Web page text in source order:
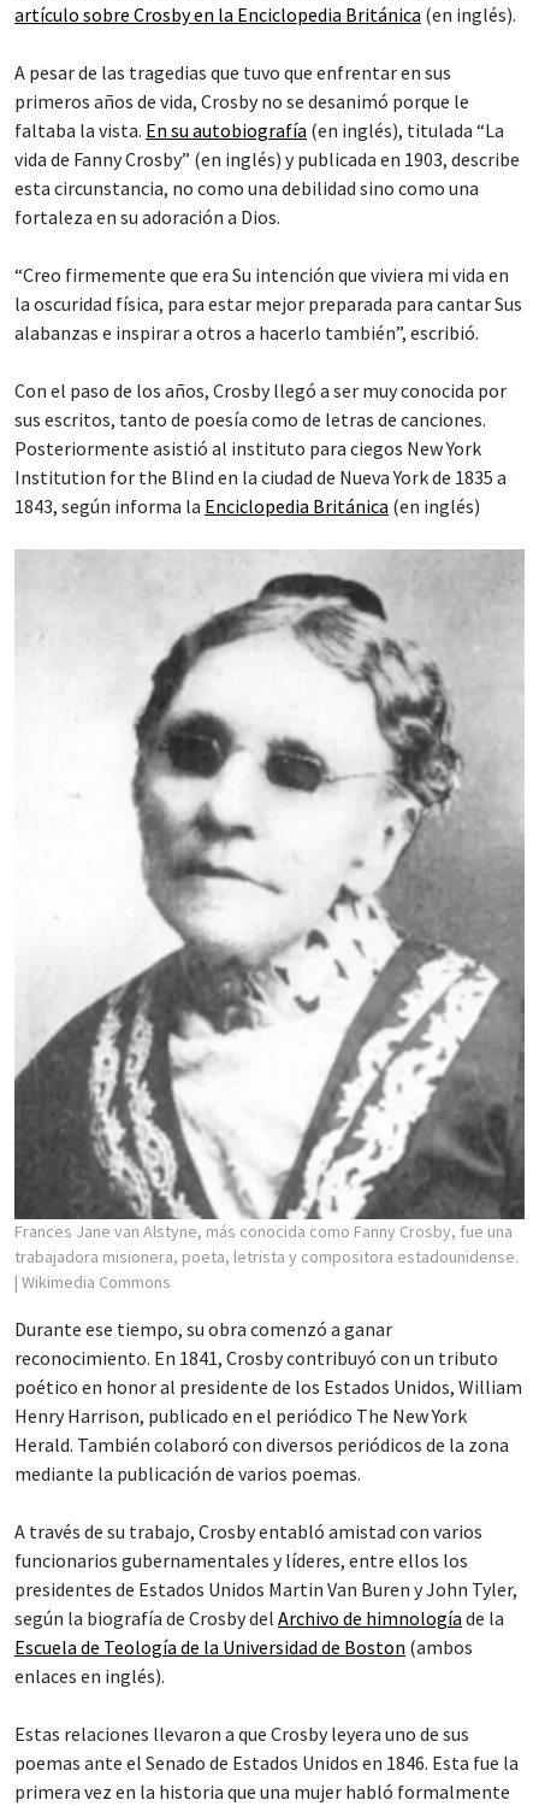
artículo sobre Crosby en la Enciclopedia Británica (en inglés).
A pesar de las tragedias que tuvo que enfrentar en sus
primeros años de vida, Crosby no se desanimó porque le
faltaba la vista. En su autobiografía (en inglés), titulada “La
vida de Fanny Crosby” (en inglés) y publicada en 1903, describe
esta circunstancia, no como una debilidad sino como una
fortaleza en su adoración a Dios.
“Creo firmemente que era Su intención que viviera mi vida en
la oscuridad física, para estar mejor preparada para cantar Sus
alabanzas e inspirar a otros a hacerlo también”, escribió.
Con el paso de los años, Crosby llegó a ser muy conocida por
sus escritos, tanto de poesía como de letras de canciones.
Posteriormente asistió al instituto para ciegos New York
Institution for the Blind en la ciudad de Nueva York de 1835 a
1843, según informa la Enciclopedia Británica (en inglés)
Frances Jane van Alstyne, más conocida como Fanny Crosby, fue una
trabajadora misionera, poeta, letrista y compositora estadounidense.
| Wikimedia Commons
Durante ese tiempo, su obra comenzó a ganar
reconocimiento. En 1841, Crosby contribuyó con un tributo
poético en honor al presidente de los Estados Unidos, William
Henry Harrison, publicado en el periódico The New York
Herald. También colaboró con diversos periódicos de la zona
mediante la publicación de varios poemas.
A través de su trabajo, Crosby entabló amistad con varios
funcionarios gubernamentales y líderes, entre ellos los
presidentes de Estados Unidos Martin Van Buren y John Tyler,
según la biografía de Crosby del Archivo de himnología de la
Escuela de Teología de la Universidad de Boston (ambos
enlaces en inglés).
Estas relaciones llevaron a que Crosby leyera uno de sus
poemas ante el Senado de Estados Unidos en 1846. Esta fue la
primera vez en la historia que una mujer habló formalmente